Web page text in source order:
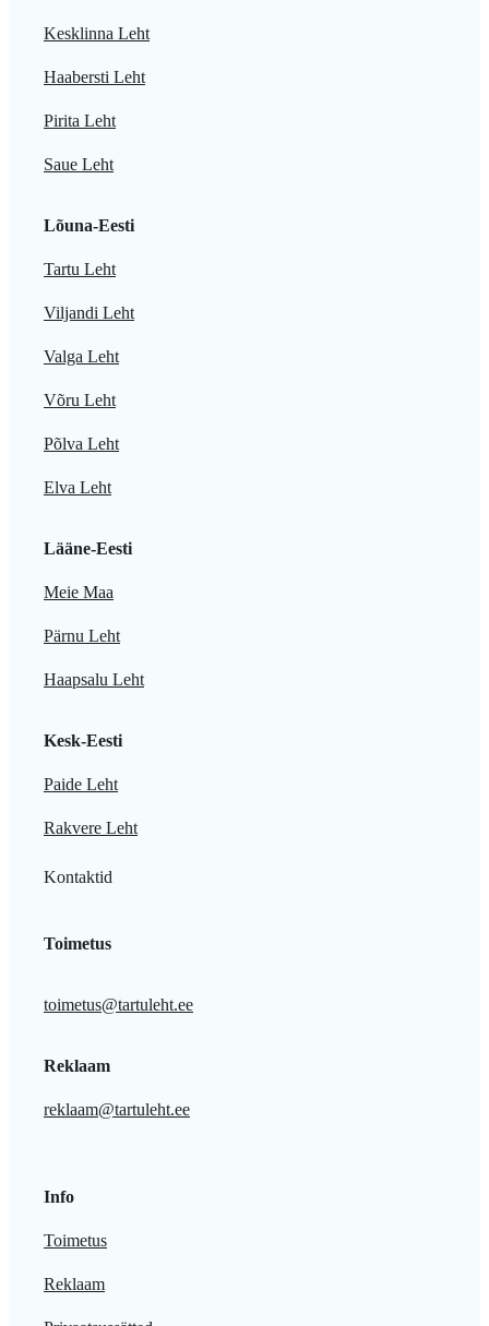
Kesklinna Leht
Haabersti Leht
Pirita Leht
Saue Leht
Lõuna-Eesti
Tartu Leht
Viljandi Leht
Valga Leht
Võru Leht
Põlva Leht
Elva Leht
Lääne-Eesti
Meie Maa
Pärnu Leht
Haapsalu Leht
Kesk-Eesti
Paide Leht
Rakvere Leht
Kontaktid
Toimetus
toimetus@tartuleht.ee
Reklaam
reklaam@tartuleht.ee
Info
Toimetus
Reklaam